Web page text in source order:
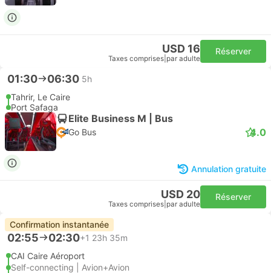
USD 16
Taxes comprises par adulte
Réserver
01:30 06:30 5h
Tahrir, Le Caire
Port Safaga
Elite Business M | Bus
Go Bus 4.0
Annulation gratuite
USD 20
Taxes comprises par adulte
Réserver
Confirmation instantanée
02:55 02:30+1 23h 35m
CAI Caire Aéroport
Self-connecting | Avion+Avion